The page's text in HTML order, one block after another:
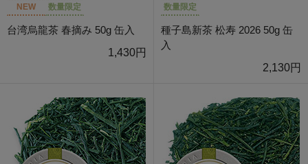
NEW 数量限定
台湾烏龍茶 春摘み 50g 缶入
1,430円
数量限定
種子島新茶 松寿 2026 50g 缶
入
2,130円